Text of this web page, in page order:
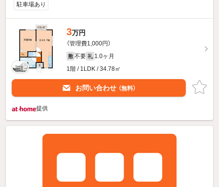
駐車場あり
3万円
（管理費1,000円）
敷 不要 礼 1.0ヶ月
1階 / 1LDK / 34.78㎡
お問い合わせ （無料）
提供